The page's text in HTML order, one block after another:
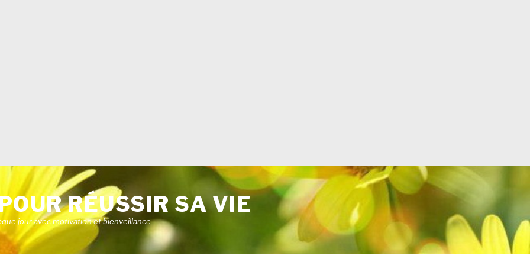
RÉUSSIR SA VIE
jour avec motivation et bienveillance